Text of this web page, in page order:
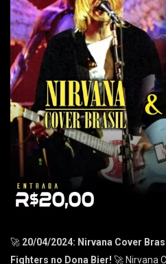
🚀 20/04/2024: Nirvana Cover
Fighters no Dona Bier! 🚀 Nirvana